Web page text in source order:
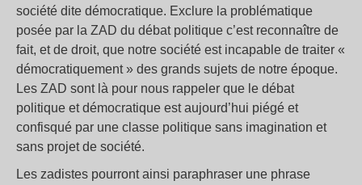
société dite démocratique. Exclure la problématique
posée par la ZAD du débat politique c’est reconnaître de
fait, et de droit, que notre société est incapable de traiter «
démocratiquement » des grands sujets de notre époque.
Les ZAD sont là pour nous rappeler que le débat
politique et démocratique est aujourd’hui piégé et
confisqué par une classe politique sans imagination et
sans projet de société.
Les zadistes pourront ainsi paraphraser une phrase